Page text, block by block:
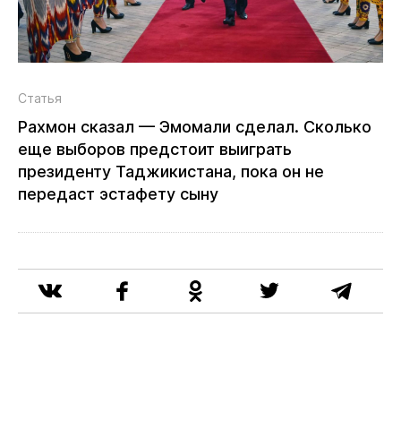
Статья
Рахмон сказал — Эмомали сделал. Сколько
еще выборов предстоит выиграть
президенту Таджикистана, пока он не
передаст эстафету сыну